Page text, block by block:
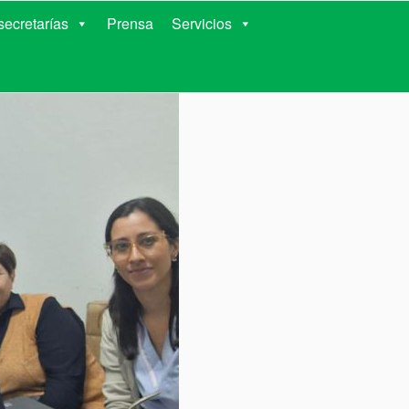
Prensa Servicios